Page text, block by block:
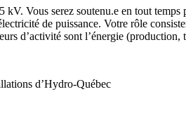
Vous serez soutenu.e en tout temps
de puissance. Votre rôle
d’activité sont l’énergie
d’Hydro-Québec